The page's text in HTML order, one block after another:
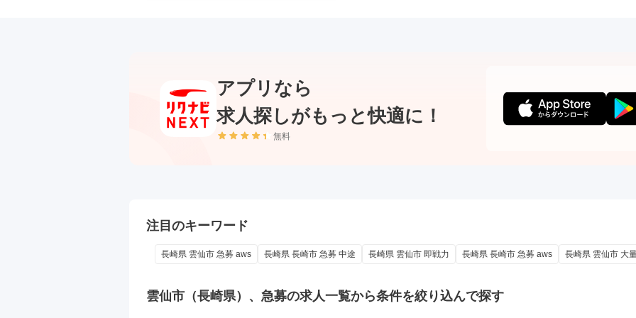
アプリなら
求人探しがもっと快適に！
無料
注目のキーワード
長崎県 雲仙市 急募 aws 長崎県 長崎市 急募 中途 長崎県 雲仙市 即戦力 長崎県 長崎市 急募 aws 長崎県 雲仙市 大
雲仙市（長崎県）、急募の求人一覧から条件を絞り込んで探す